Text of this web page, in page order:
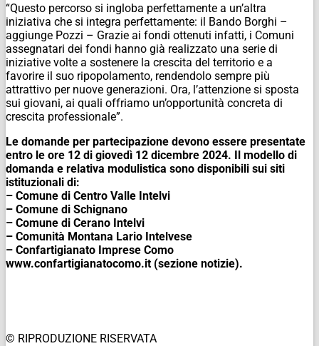
“Questo percorso si ingloba perfettamente a un’altra
iniziativa che si integra perfettamente: il Bando Borghi –
aggiunge Pozzi – Grazie ai fondi ottenuti infatti, i Comuni
assegnatari dei fondi hanno già realizzato una serie di
iniziative volte a sostenere la crescita del territorio e a
favorire il suo ripopolamento, rendendolo sempre più
attrattivo per nuove generazioni. Ora, l’attenzione si sposta
sui giovani, ai quali offriamo un’opportunità concreta di
crescita professionale”.
Le domande per partecipazione devono essere presentate
entro le ore 12 di giovedì 12 dicembre 2024. Il modello di
domanda e relativa modulistica sono disponibili sui siti
istituzionali di:
– Comune di Centro Valle Intelvi
– Comune di Schignano
– Comune di Cerano Intelvi
– Comunità Montana Lario Intelvese
– Confartigianato Imprese Como
www.confartigianatocomo.it (sezione notizie).
© RIPRODUZIONE RISERVATA